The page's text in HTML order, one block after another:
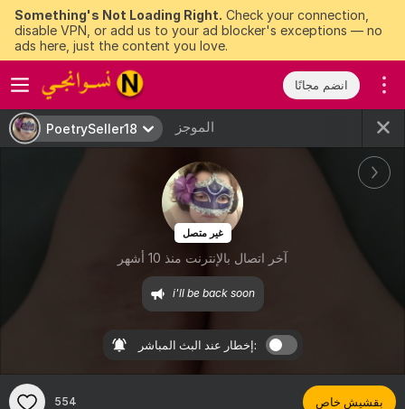
Something's Not Loading Right. Check your connection,
disable VPN, or add us to your ad blocker's exceptions — no
ads here, just the content you love.
انضم مجانًا
PoetrySeller18 الموجز
غير متصل
آخر اتصال بالإنترنت منذ 10 أشهر
i'll be back soon
إخطار عند البث المباشر:
554 بقشيش خاص